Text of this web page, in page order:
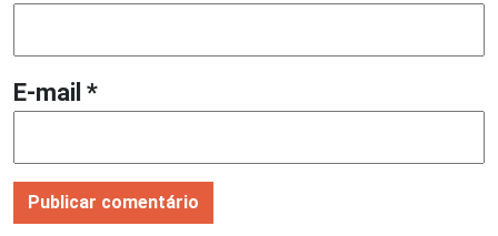
E-mail *